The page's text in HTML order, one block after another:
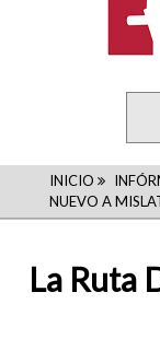
INICIO
NUEVO A
La Ruta